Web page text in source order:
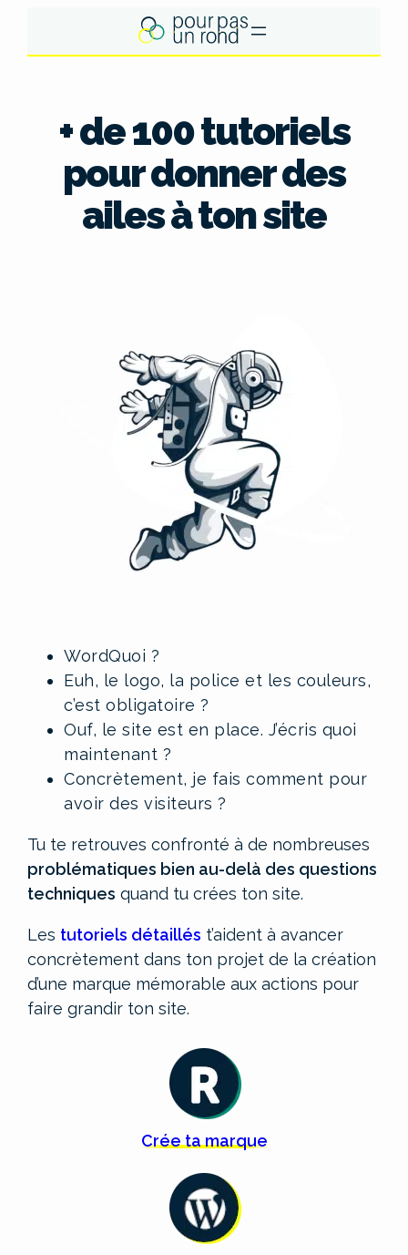
+ de 100 tutoriels
pour donner des
ailes à ton site
WordQuoi ?
Euh, le logo, la police et les couleurs,
c’est obligatoire ?
Ouf, le site est en place. J’écris quoi
maintenant ?
Concrètement, je fais comment pour
avoir des visiteurs ?
Tu te retrouves confronté à de nombreuses
problématiques bien au-delà des questions
techniques quand tu crées ton site.
Les tutoriels détaillés t’aident à avancer
concrètement dans ton projet de la création
d’une marque mémorable aux actions pour
faire grandir ton site.
Créetamarque